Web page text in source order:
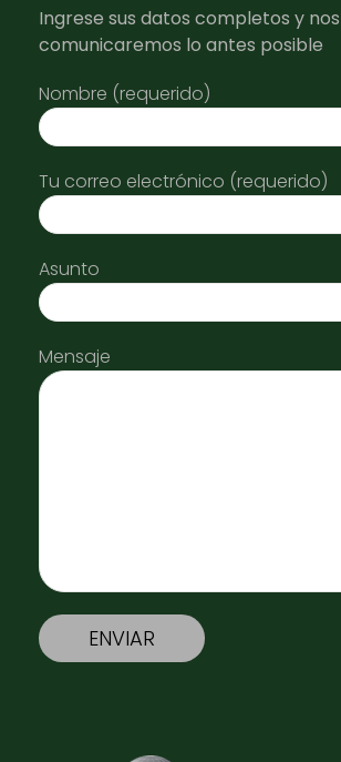
Ingrese sus datos completos y nos
comunicaremos lo antes posible
Nombre (requerido)
Tu correo electrónico (requerido)
Asunto
Mensaje